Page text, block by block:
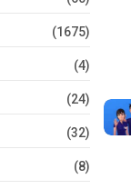
(1675)
(4)
(24)
(32)
(8)